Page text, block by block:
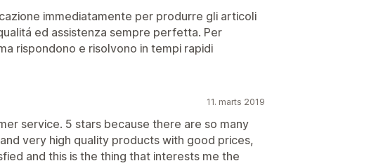
immediatamente per produrre gli articoli
ed assistenza sempre perfetta. Per
rispondono e risolvono in tempi rapidi
11. marts 2019
service. 5 stars because there are so many
very high quality products with good prices,
and this is the thing that interests me the